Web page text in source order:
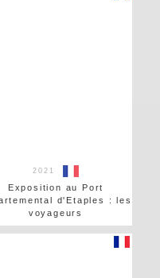
2021
Exposition au Port
d'Etaples : les
voyageurs